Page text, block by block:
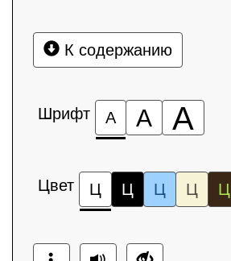
К содержанию
Шрифт А А А
Цвет Ц Ц Ц Ц Ц